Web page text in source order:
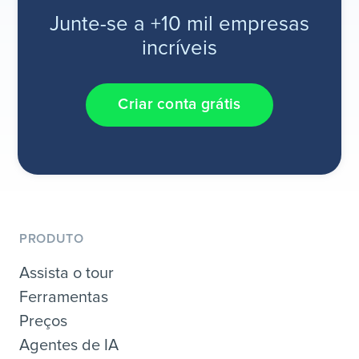
Junte-se a +10 mil empresas
incríveis
Criar conta grátis
PRODUTO
Assista o tour
Ferramentas
Preços
Agentes de IA